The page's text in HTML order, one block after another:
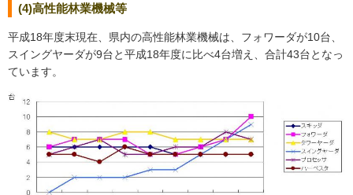
(4)高性能林業機械等
平成18年度末現在、県内の高性能林業機械は、フォワーダが10台、
スイングヤーダが9台と平成18年度に比べ4台増え、合計43台となっ
ています。